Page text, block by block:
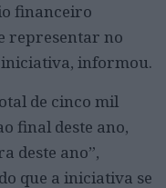
financeiro
representar no
informou.
de cinco mil
final deste ano,
deste ano”,
que a iniciativa se